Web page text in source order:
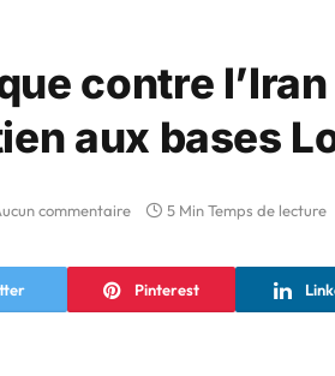
contre
aux bases
commentaire 5 Min Temps de lecture
Pinterest